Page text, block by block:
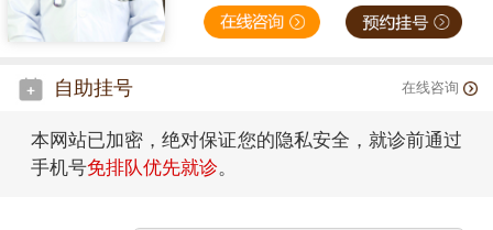
自助挂号 在线咨询
本网站已加密，绝对保证您的隐私安全，就诊前通过
手机号免排队优先就诊。